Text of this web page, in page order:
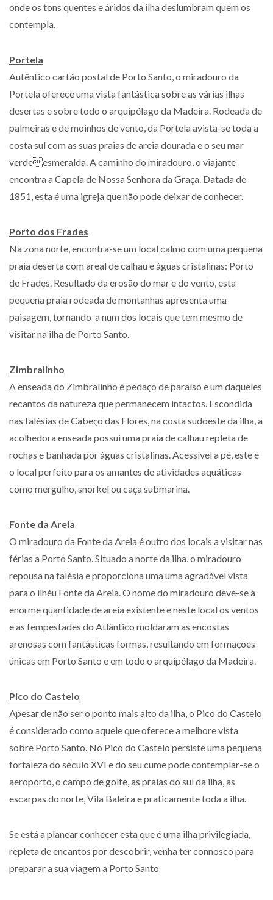
onde os tons quentes e áridos da ilha deslumbram quem os
contempla.
Portela
Autêntico cartão postal de Porto Santo, o miradouro da
Portela oferece uma vista fantástica sobre as várias ilhas
desertas e sobre todo o arquipélago da Madeira. Rodeada de
palmeiras e de moinhos de vento, da Portela avista-se toda a
costa sul com as suas praias de areia dourada e o seu mar
verdeesmeralda. A caminho do miradouro, o viajante
encontra a Capela de Nossa Senhora da Graça. Datada de
1851, esta é uma igreja que não pode deixar de conhecer.
Porto dos Frades
Na zona norte, encontra-se um local calmo com uma pequena
praia deserta com areal de calhau e águas cristalinas: Porto
de Frades. Resultado da erosão do mar e do vento, esta
pequena praia rodeada de montanhas apresenta uma
paisagem, tornando-a num dos locais que tem mesmo de
visitar na ilha de Porto Santo.
Zimbralinho
A enseada do Zimbralinho é pedaço de paraíso e um daqueles
recantos da natureza que permanecem intactos. Escondida
nas falésias de Cabeço das Flores, na costa sudoeste da ilha, a
acolhedora enseada possui uma praia de calhau repleta de
rochas e banhada por águas cristalinas. Acessível a pé, este é
o local perfeito para os amantes de atividades aquáticas
como mergulho, snorkel ou caça submarina.
Fonte da Areia
O miradouro da Fonte da Areia é outro dos locais a visitar nas
férias a Porto Santo. Situado a norte da ilha, o miradouro
repousa na falésia e proporciona uma uma agradável vista
para o ilhéu Fonte da Areia. O nome do miradouro deve-se à
enorme quantidade de areia existente e neste local os ventos
e as tempestades do Atlântico moldaram as encostas
arenosas com fantásticas formas, resultando em formações
únicas em Porto Santo e em todo o arquipélago da Madeira.
Pico do Castelo
Apesar de não ser o ponto mais alto da ilha, o Pico do Castelo
é considerado como aquele que oferece a melhore vista
sobre Porto Santo. No Pico do Castelo persiste uma pequena
fortaleza do século XVI e do seu cume pode contemplar-se o
aeroporto, o campo de golfe, as praias do sul da ilha, as
escarpas do norte, Vila Baleira e praticamente toda a ilha.
Se está a planear conhecer esta que é uma ilha privilegiada,
repleta de encantos por descobrir, venha ter connosco para
preparar a sua viagem a Porto Santo